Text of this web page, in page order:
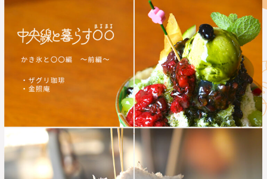
日野 豊田
八王子
西立川 東中神 中神
昭島
拝島
牛浜 福生 河辺
東青梅
KEYWORD
お菓子 三鷹
八王子
特集
特集分割版
中央線〇〇散歩
イタリアン 国立
武蔵小金井
東小金井
和菓子 スイーツ チョコレート
ポートレート
中野サンプラザ
中野ブロードウェイ
中野
サブカル 歴史 アニメ
杉並区